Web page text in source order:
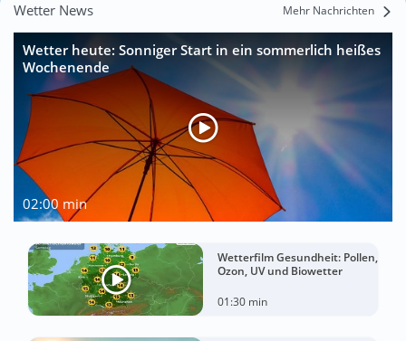
Wetter News Mehr Nachrichten
Wetter heute: Sonniger Start in ein sommerlich heißes
Wochenende
02:00 min
Wetterfilm Gesundheit: Pollen,
Ozon, UV und Biowetter
01:30 min